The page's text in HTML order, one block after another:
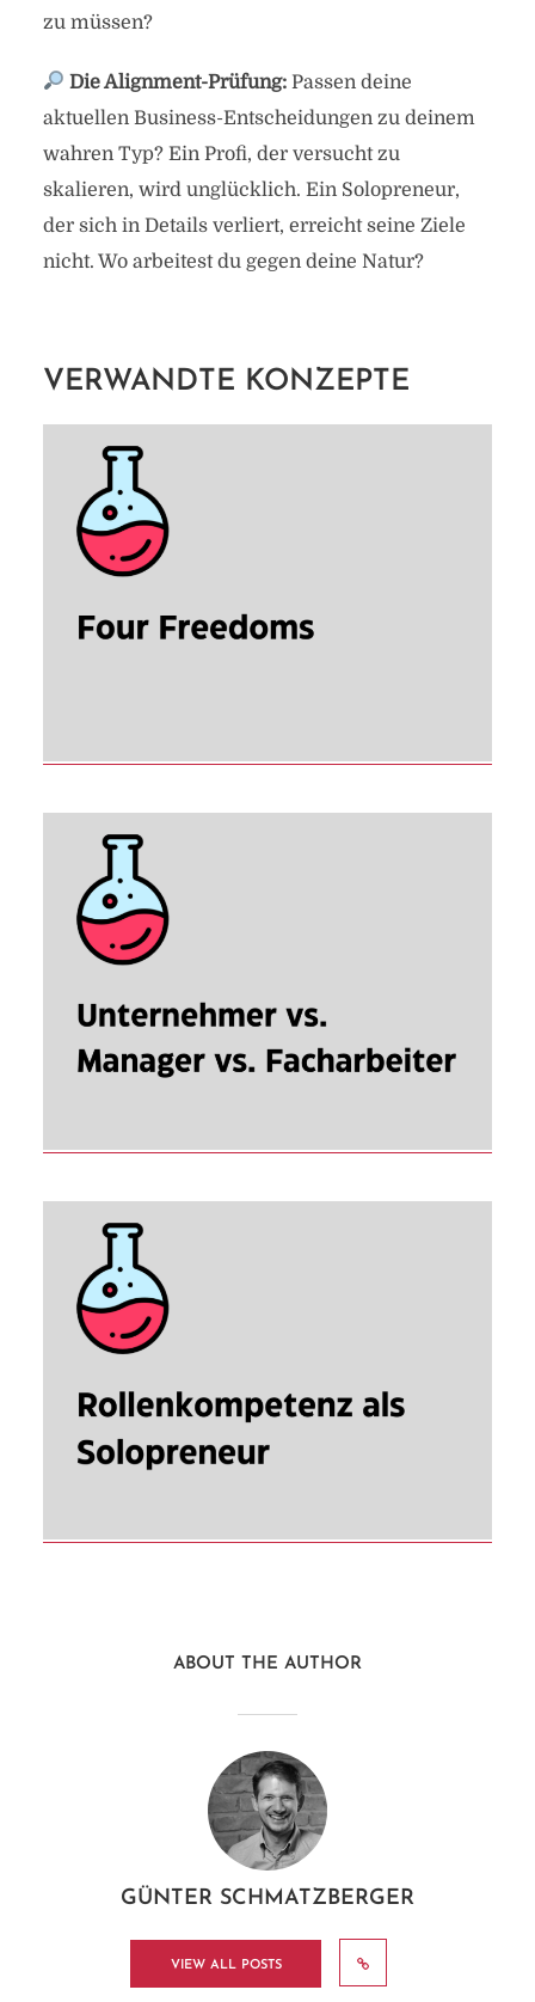
zu müssen?
Die Alignment-Prüfung: Passen deine
aktuellen Business-Entscheidungen zu deinem
wahren Typ? Ein Profi, der versucht zu
skalieren, wird unglücklich. Ein Solopreneur,
der sich in Details verliert, erreicht seine Ziele
nicht. Wo arbeitest du gegen deine Natur?
VERWANDTE KONZEPTE
ABOUT THE AUTHOR
GÜNTER SCHMATZBERGER
VIEW ALL POSTS